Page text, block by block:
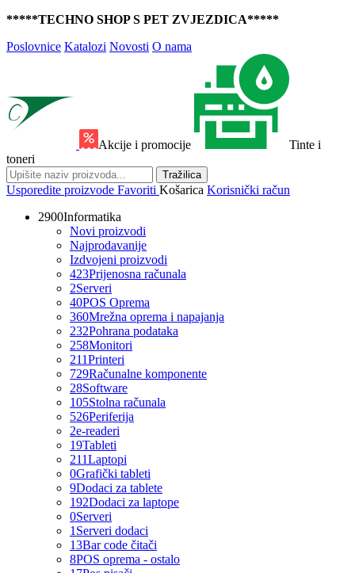
*****TECHNO SHOP S PET ZVJEZDICA*****
Poslovnice Katalozi Novosti O nama
Akcije i promocije
Tinte i
toneri
Tražilica
Usporedite proizvode Favoriti Košarica Korisnički račun
2900Informatika
Novi proizvodi
Najprodavanije
Izdvojeni proizvodi
423Prijenosna računala
2Serveri
40POS Oprema
360Mrežna oprema i napajanja
232Pohrana podataka
258Monitori
211Printeri
729Računalne komponente
28Software
105Stolna računala
526Periferija
2e-readeri
19Tableti
211Laptopi
0Grafički tableti
9Dodaci za tablete
192Dodaci za laptope
0Serveri
1 Serveri dodaci
13Bar code čitači
8POS oprema - ostalo